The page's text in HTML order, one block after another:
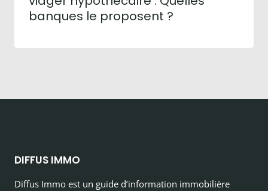
banques le proposent ?
DIFFUS IMMO
Diffus Immo est un guide d’information immobilière